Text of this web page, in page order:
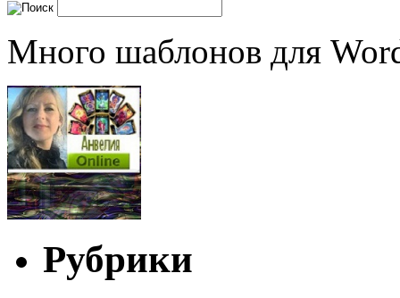
Много шаблонов для
Рубрики